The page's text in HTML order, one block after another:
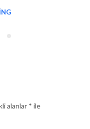
alanlar * ile